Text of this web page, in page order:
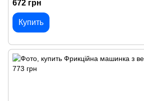
672 грн
Купить